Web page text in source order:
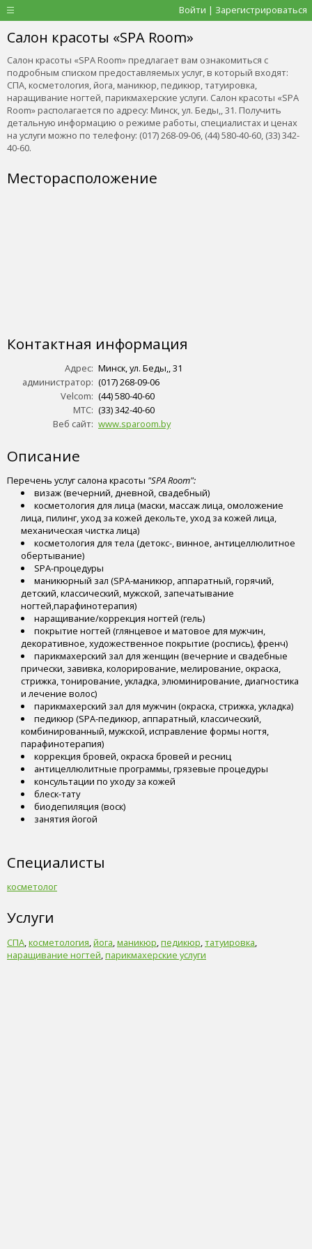
Войти | Зарегистрироваться
Салон красоты «SPA Room»
Салон красоты «SPA Room» предлагает вам ознакомиться с
подробным списком предоставляемых услуг, в который входят:
СПА, косметология, йога, маникюр, педикюр, татуировка,
наращивание ногтей, парикмахерские услуги. Салон красоты «SPA
Room» располагается по адресу: Минск, ул. Беды,, 31. Получить
детальную информацию о режиме работы, специалистах и ценах
на услуги можно по телефону: (017) 268-09-06, (44) 580-40-60, (33) 342-
40-60.
Месторасположение
Контактная информация
Адрес: Минск, ул. Беды,, 31
администратор: (017) 268-09-06
Velcom: (44) 580-40-60
МТС: (33) 342-40-60
Веб сайт: www.sparoom.by
Описание
Перечень услуг салона красоты "SPA Room":
визаж (вечерний, дневной, свадебный)
косметология для лица (маски, массаж лица, омоложение
лица, пилинг, уход за кожей декольте, уход за кожей лица,
механическая чистка лица)
косметология для тела (детокс-, винное, антицеллюлитное
обертывание)
SPA-процедуры
маникюрный зал (SPA-маникюр, аппаратный, горячий,
детский, классический, мужской, запечатывание
ногтей,парафинотерапия)
наращивание/коррекция ногтей (гель)
покрытие ногтей (глянцевое и матовое для мужчин,
декоративное, художественное покрытие (роспись), френч)
парикмахерский зал для женщин (вечерние и свадебные
прически, завивка, колорирование, мелирование, окраска,
стрижка, тонирование, укладка, элюминирование, диагностика
и лечение волос)
парикмахерский зал для мужчин (окраска, стрижка, укладка)
педикюр (SPA-педикюр, аппаратный, классический,
комбинированный, мужской, исправление формы ногтя,
парафинотерапия)
коррекция бровей, окраска бровей и ресниц
антицеллюлитные программы, грязевые процедуры
консультации по уходу за кожей
блеск-тату
биодепиляция (воск)
занятия йогой
Специалисты
косметолог
Услуги
СПА косметология йога маникюр педикюр татуировка
наращивание ногтей парикмахерские услуги